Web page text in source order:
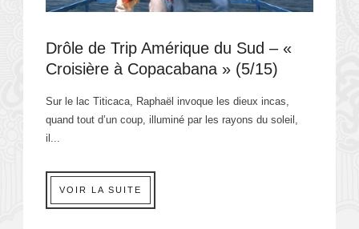
Drôle de Trip Amérique du Sud – «
Croisière à Copacabana » (5/15)
Sur le lac Titicaca, Raphaël invoque les dieux incas,
quand tout d’un coup, illuminé par les rayons du soleil,
il...
VOIR LA SUITE